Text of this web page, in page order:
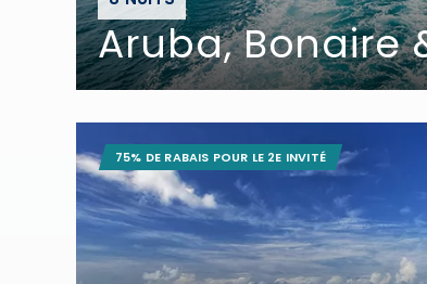
Aruba, Bonaire
75% DE RABAIS POUR LE 2E INVITÉ